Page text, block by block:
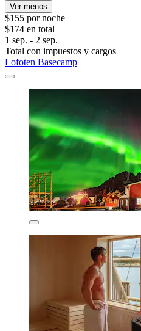
Ver menos
$155 por noche
$174 en total
1 sep. - 2 sep.
Total con impuestos y cargos
Lofoten Basecamp